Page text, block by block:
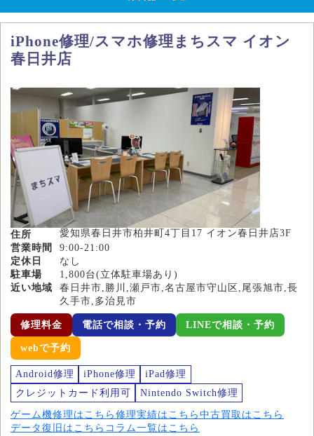
iPhone修理/スマホ修理まちスマ イオン
春日井店
住所
愛知県春日井市柏井町4丁目17 イオン春日井店3F
営業時間
9:00-21:00
定休日
なし
駐車場
1,800台(立体駐車場あり)
近い地域
春日井市,勝川,瀬戸市,名古屋市守山区,尾張旭市,長
久手市,多治見市
修理料金 電話で相談・予約 LINEで相談・予約
webで予約
Android修理 iPhone修理
iPad修理
クレジットカード利用可
Nintendo Switch修理
ゲーム機修理はこちら 修理実績はこちら 中古買取はこちら
データ復旧はこちら コラム一覧はこちら